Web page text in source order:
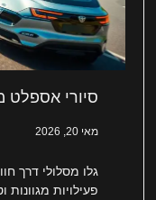
סיורי אספלט
מאי 20, 2026
גלו מסלולי דרך
פעילויות